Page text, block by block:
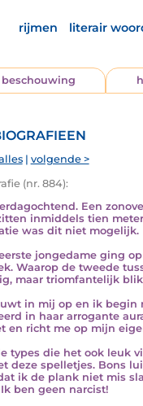
rijmen literair
beschouwing
| volgende >
(nr. 884):
Een
inmiddels tien
was dit niet mogelijk.
jongedame ging
Waarop de tweede
maar triomfantelijk
in mij op en ik begin
in haar arrogante
en richt me op mijn
types die het ook leuk
deze spelletjes. Bons
ik de plank niet mis
ben geen narcist!